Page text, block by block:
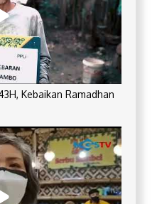
Kebaikan Ramadhan